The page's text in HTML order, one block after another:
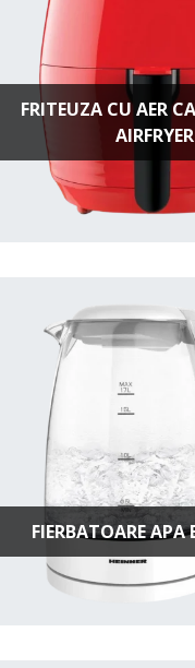
FRITEUZA CU AER
AIRFRYER
FIERBATOARE APA